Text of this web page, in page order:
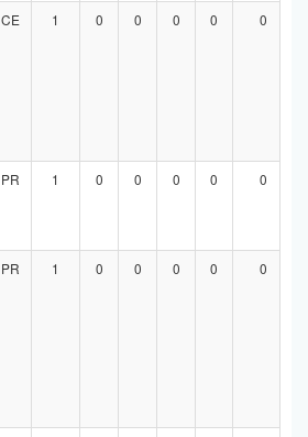
CE 1 0 0 0 0 0
PR 1 0 0 0 0 0
PR 1 0 0 0 0 0